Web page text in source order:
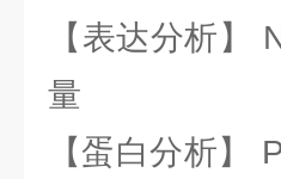
【表达分析】
量
【蛋白分析】